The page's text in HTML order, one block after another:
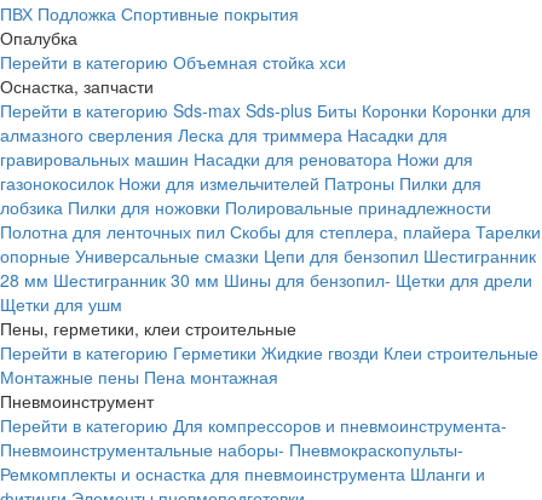
ПВХ Подложка Спортивные покрытия
Опалубка
Перейти в категорию Объемная стойка хси
Оснастка, запчасти
Перейти в категорию Sds-max Sds-plus Биты Коронки Коронки для
алмазного сверления Леска для триммера Насадки для
гравировальных машин Насадки для реноватора Ножи для
газонокосилок Ножи для измельчителей Патроны Пилки для
лобзика Пилки для ножовки Полировальные принадлежности
Полотна для ленточных пил Скобы для степлера, плайера Тарелки
опорные Универсальные смазки Цепи для бензопил Шестигранник
28 мм Шестигранник 30 мм Шины для бензопил- Щетки для дрели
Щетки для ушм
Пены, герметики, клеи строительные
Перейти в категорию Герметики Жидкие гвозди Клеи строительные
Монтажные пены Пена монтажная
Пневмоинструмент
Перейти в категорию Для компрессоров и пневмоинструмента-
Пневмоинструментальные наборы- Пневмокраскопульты-
Ремкомплекты и оснастка для пневмоинструмента Шланги и